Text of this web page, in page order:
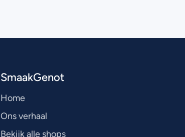
SmaakGenot
Home
Ons verhaal
Bekijk alle shops